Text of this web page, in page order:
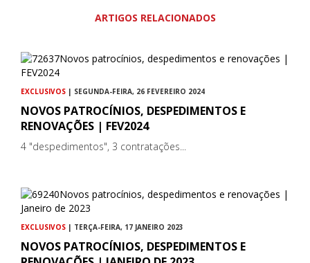
ARTIGOS RELACIONADOS
EXCLUSIVOS | SEGUNDA-FEIRA, 26 FEVEREIRO 2024
NOVOS PATROCÍNIOS, DESPEDIMENTOS E
RENOVAÇÕES | FEV2024
4 "despedimentos", 3 contratações...
EXCLUSIVOS | TERÇA-FEIRA, 17 JANEIRO 2023
NOVOS PATROCÍNIOS, DESPEDIMENTOS E